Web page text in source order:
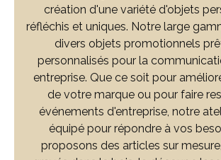
création d'une variété d'objets
réfléchis et uniques. Notre large
divers objets promotionnels
personnalisés pour la
entreprise. Que ce soit pour
de votre marque ou pour faire
événements d'entreprise, notre
équipé pour répondre à vos
proposons des articles sur